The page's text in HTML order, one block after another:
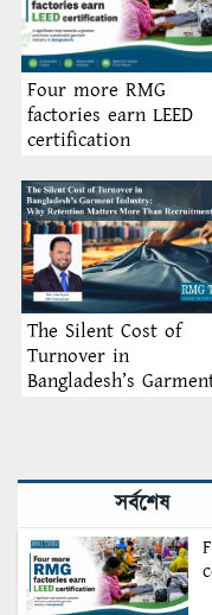
Four more RMG
factories earn LEED
certification
The Silent Cost of
Turnover in
Bangladesh’s
সর্বশেষ